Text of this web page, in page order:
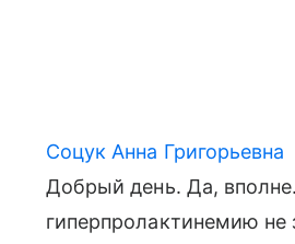
Соцук Анна Григорьевна
Добрый день. Да,
гиперпролактинемию не